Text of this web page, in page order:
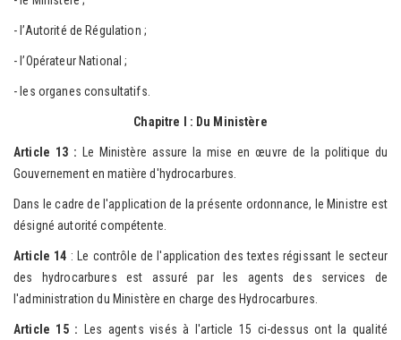
- l’Autorité de Régulation ;
- l’Opérateur National ;
- les organes consultatifs.
Chapitre I : Du Ministère
Article 13 :
Le Ministère assure la mise en œuvre de la politique du
Gouvernement en matière d'hydrocarbures.
Dans le cadre de l'application de la présente ordonnance, le Ministre est
désigné autorité compétente.
Article 14 : Le contrôle de l'application des textes régissant le secteur
des hydrocarbures est assuré par les agents des services de
l'administration du Ministère en charge des Hydrocarbures.
Article 15 :
Les agents visés à l'article 15 ci-dessus ont la qualité